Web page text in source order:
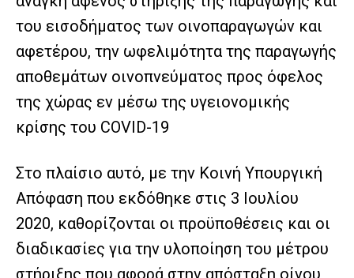
του εισοδήματος των οινοπαραγωγών και
αφετέρου, την ωφελιμότητα της παραγωγής
αποθεμάτων οινοπνεύματος προς όφελος
της χώρας εν μέσω της υγειονομικής
κρίσης του COVID-19
Στο πλαίσιο αυτό, με την Κοινή Υπουργική
Απόφαση που εκδόθηκε στις 3 Ιουλίου
2020, καθορίζονται οι προϋποθέσεις και οι
διαδικασίες για την υλοποίηση του μέτρου
στήριξης που αφορά στην απόσταξη οίνου